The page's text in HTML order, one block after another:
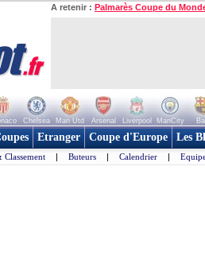
A retenir : Palmarès Coupe du
Chelsea Man Utd Arsenal Liverpool ManCity
Etranger Coupe d'Europe Les
Classement | Buteurs | Calendrier |